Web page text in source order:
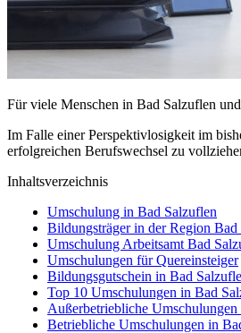
Für viele Menschen in Bad Salzuflen
Im Falle einer Perspektivlosigkeit im
erfolgreichen Berufswechsel zu
Inhaltsverzeichnis
Umschulung in Bad Salzuflen
Bildungsträger in der Region Bad
Umschulung Arbeitsamt Bad
Umschulungen für Quereinsteiger
Bildungsgutschein in Bad
Top 10 Umschulungen in Bad
Außerbetriebliche
Betriebliche Umschulungen in